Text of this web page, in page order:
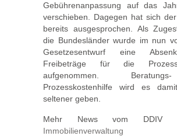
Gebührenanpassung auf das
verschieben. Dagegen hat sich
bereits ausgesprochen. Als
die Bundesländer wurde im nun
Gesetzesentwurf eine
Freibeträge für die
aufgenommen.
Prozesskostenhilfe wird es
seltener geben.
Mehr News vom DDIV
Immobilienverwaltung